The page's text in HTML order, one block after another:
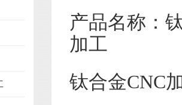
产品名称：
加工
钛合金CNC